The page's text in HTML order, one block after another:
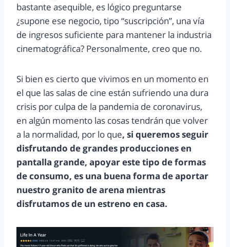
bastante asequible, es lógico preguntarse
¿supone ese negocio, tipo “suscripción”, una vía
de ingresos suficiente para mantener la industria
cinematográfica? Personalmente, creo que no.
Si bien es cierto que vivimos en un momento en
el que las salas de cine están sufriendo una dura
crisis por culpa de la pandemia de coronavirus,
en algún momento las cosas tendrán que volver
a la normalidad, por lo que, si queremos seguir
disfrutando de grandes producciones en
pantalla grande, apoyar este tipo de formas
de consumo, es una buena forma de aportar
nuestro granito de arena mientras
disfrutamos de un estreno en casa.